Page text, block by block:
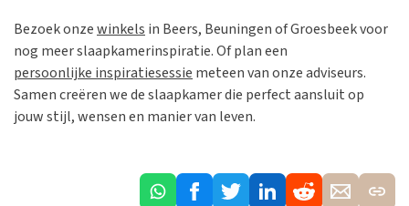
Bezoek onzewinkels in Beers, Beuningen of Groesbeek voor
nog meer slaapkamerinspiratie. Of plan een
persoonlijke inspiratiesessie meteen van onze adviseurs.
Samen creëren we de slaapkamer die perfect aansluit op
jouw stijl, wensen en manier van leven.